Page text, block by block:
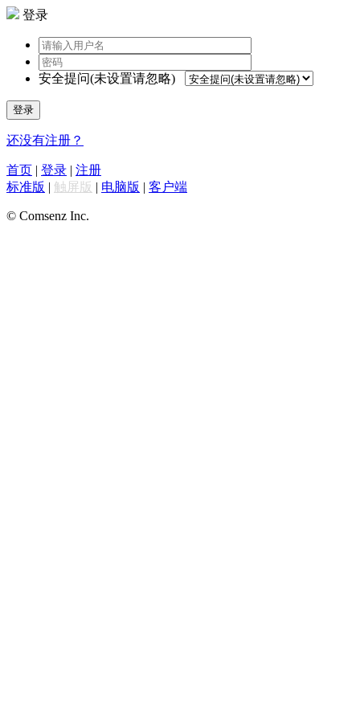
登录
安全提问(未设置请忽略)
登录
还没有注册？
首页 | 登录 | 注册
标准版 | 触屏版 | 电脑版 | 客户端
© Comsenz Inc.